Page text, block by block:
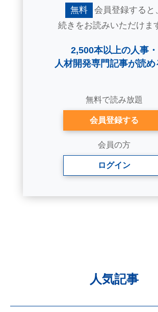
無料
会員登録すると、
続きをお読みいただけま
2,500本以上の人事・
人材開発専門記事が読め
無料で読み放題
会員登録する
会員の方
ログイン
人気記事